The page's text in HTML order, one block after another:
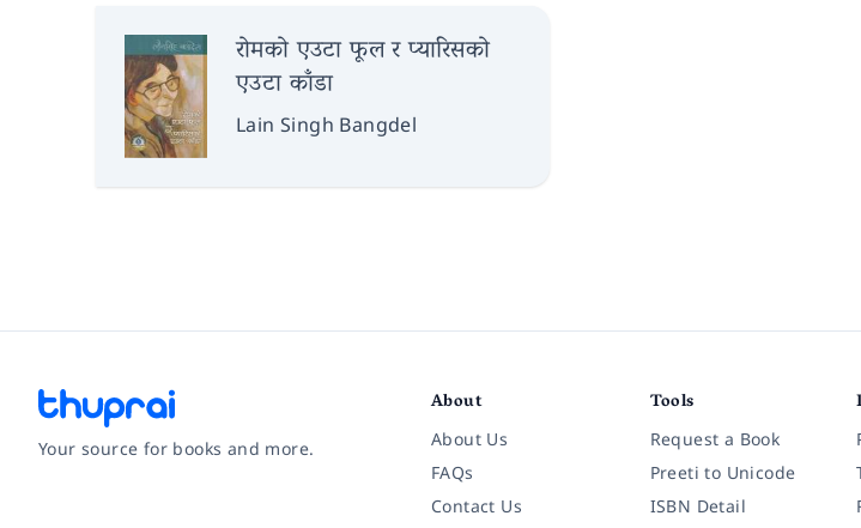
रोमको एउटा फूल र प्यारिसको
एउटा काँडा
Lain Singh Bangdel
Your source for books and more.
About
About Us
FAQs
Contact Us
Tools
Request a Book
Preeti to Unicode
ISBN Detail